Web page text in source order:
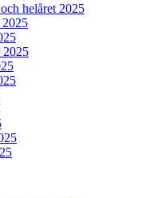
helåret 2025
2025
2025